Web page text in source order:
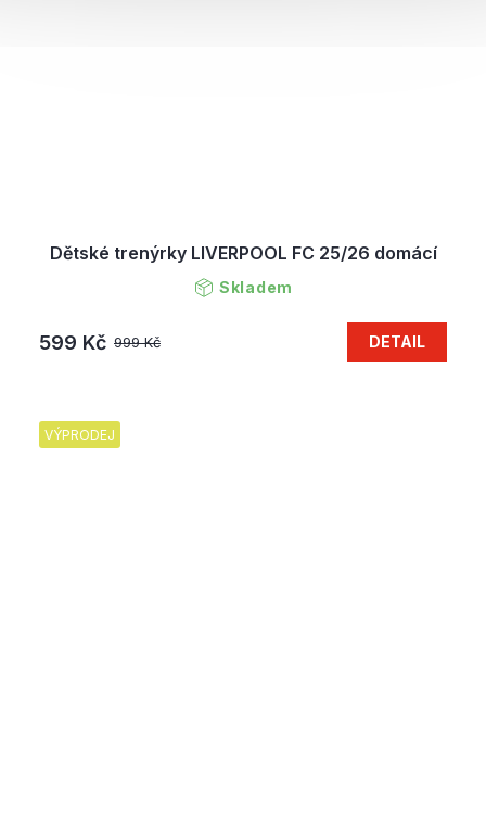
Dětské trenýrky LIVERPOOL FC 25/26 domácí
Skladem
999 Kč
599 Kč DETAIL
VÝPRODEJ